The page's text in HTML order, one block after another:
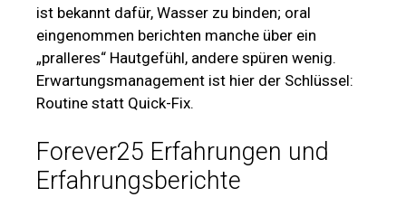
ist bekannt dafür, Wasser zu binden; oral
eingenommen berichten manche über ein
„pralleres“ Hautgefühl, andere spüren wenig.
Erwartungsmanagement ist hier der Schlüssel:
Routine statt Quick-Fix.
Forever25 Erfahrungen und
Erfahrungsberichte